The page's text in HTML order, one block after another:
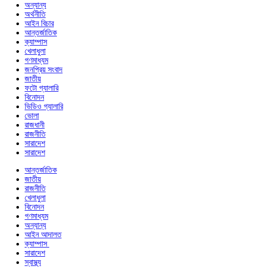
অন্যান্য
অর্থনীতি
আইন বিচার
আন্তর্জাতিক
ক্যাম্পাস
খেলাধুলা
গণমাধ্যম
জনপ্রিয় সংবাদ
জাতীয়
ফটো গ্যালারি
বিনোদন
ভিডিও গ্যালারি
ভোলা
রাজধানী
রাজনীতি
সারাদেশ
সারাদেশ
আন্তর্জাতিক
জাতীয়
রাজনীতি
খেলাধুলা
বিনোদন
গণমাধ্যম
অন্যান্য
আইন আদালত
ক্যাম্পাস
সারাদেশ
স্বাস্থ্য